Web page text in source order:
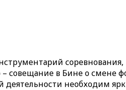
в Бине о смене
деятельности необходим